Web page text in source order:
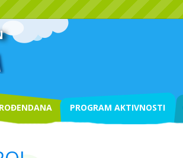
PROGRAM AKTIVNOSTI